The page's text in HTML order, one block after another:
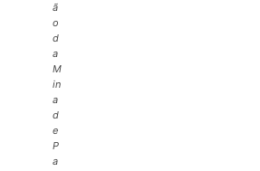
ã
o
d
a
M
in
a
d
e
P
a